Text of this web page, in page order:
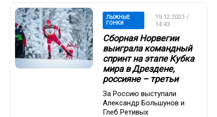
ЛЫЖНЫЕ
ГОНКИ
19.12.2021 /
14:43
Сборная Норвегии
выиграла командный
спринт на этапе Кубка
мира в Дрездене,
россияне – третьи
За Россию выступали
Александр Большунов и
Глеб Ретивых